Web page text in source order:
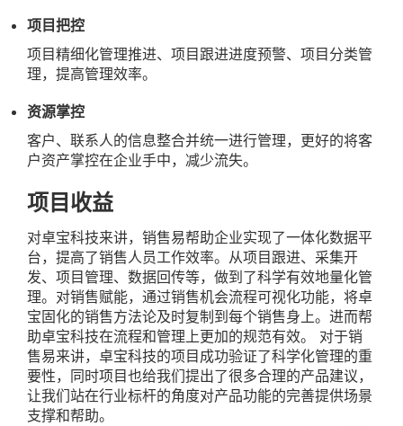
项目把控
项目精细化管理推进、项目跟进进度预警、项目分类管
理，提高管理效率。
资源掌控
客户、联系人的信息整合并统一进行管理，更好的将客
户资产掌控在企业手中，减少流失。
项目收益
对卓宝科技来讲，销售易帮助企业实现了一体化数据平
台，提高了销售人员工作效率。从项目跟进、采集开
发、项目管理、数据回传等，做到了科学有效地量化管
理。对销售赋能，通过销售机会流程可视化功能，将卓
宝固化的销售方法论及时复制到每个销售身上。进而帮
助卓宝科技在流程和管理上更加的规范有效。 对于销
售易来讲，卓宝科技的项目成功验证了科学化管理的重
要性，同时项目也给我们提出了很多合理的产品建议，
让我们站在行业标杆的角度对产品功能的完善提供场景
支撑和帮助。